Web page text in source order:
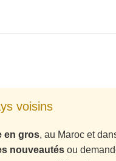
voisins
en gros, au Maroc et
nouveautés ou